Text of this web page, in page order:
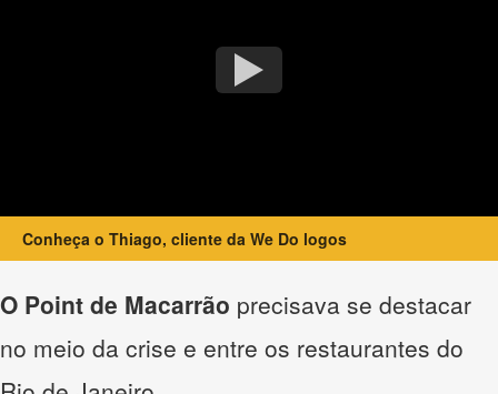
Conheça o Thiago, cliente da We Do logos
O Point de Macarrão precisava se destacar
no meio da crise e entre os restaurantes do